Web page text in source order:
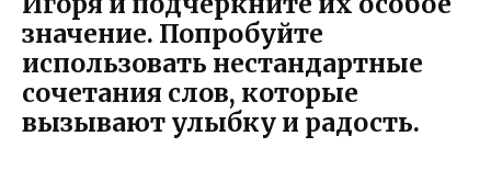
значение. Попробуйте
использовать нестандартные
сочетания слов, которые
вызывают улыбку и радость.